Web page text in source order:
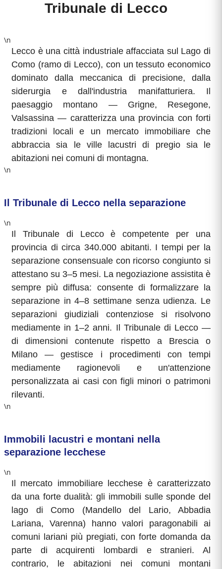
Tribunale di Lecco
\n
Lecco è una città industriale affacciata sul Lago di
Como (ramo di Lecco), con un tessuto economico
dominato dalla meccanica di precisione, dalla
siderurgia e dall'industria manifatturiera. Il
paesaggio montano — Grigne, Resegone,
Valsassina — caratterizza una provincia con forti
tradizioni locali e un mercato immobiliare che
abbraccia sia le ville lacustri di pregio sia le
abitazioni nei comuni di montagna.
\n
Il Tribunale di Lecco nella separazione
\n
Il Tribunale di Lecco è competente per una
provincia di circa 340.000 abitanti. I tempi per la
separazione consensuale con ricorso congiunto si
attestano su 3–5 mesi. La negoziazione assistita è
sempre più diffusa: consente di formalizzare la
separazione in 4–8 settimane senza udienza. Le
separazioni giudiziali contenziose si risolvono
mediamente in 1–2 anni. Il Tribunale di Lecco —
di dimensioni contenute rispetto a Brescia o
Milano — gestisce i procedimenti con tempi
mediamente ragionevoli e un'attenzione
personalizzata ai casi con figli minori o patrimoni
rilevanti.
\n
Immobili lacustri e montani nella
separazione lecchese
\n
Il mercato immobiliare lecchese è caratterizzato
da una forte dualità: gli immobili sulle sponde del
lago di Como (Mandello del Lario, Abbadia
Lariana, Varenna) hanno valori paragonabili ai
comuni lariani più pregiati, con forte domanda da
parte di acquirenti lombardi e stranieri. Al
contrario, le abitazioni nei comuni montani